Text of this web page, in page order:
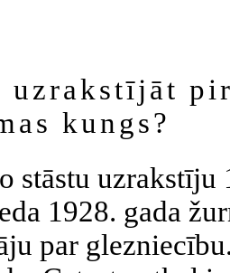
uzrakstījāt
kungs?
stāstu uzrakstīju
1928. gada
par